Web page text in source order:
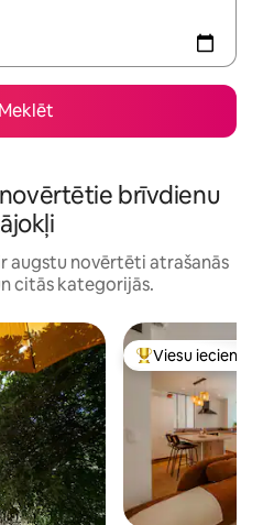
Meklēt
brīvdienu
augstu novērtēti atrašanās
citās kategorijās.
Populārs viesu
Viesu iecienīts